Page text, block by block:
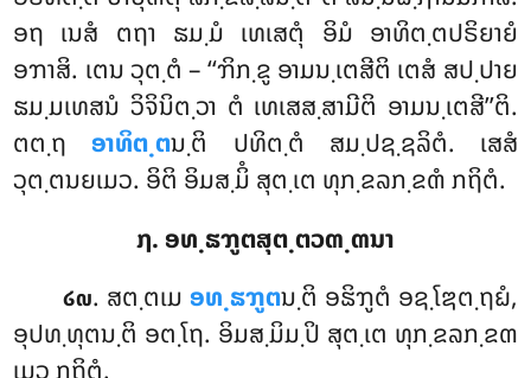
ອຖ ເນສໍ ຕຖາ ຘມ຺ມໍ ເທເສຕຸໍ ອິມໍ ອາທິຕ຺ຕປຣິຍາຍໍ
ອຠາສິ. ເຕນ ວຸຕ຺ຕໍ – ‘‘ຠິກ຺ຂູ ອາມນ຺ເຕສີຕິ ເຕສໍ ສປ຺ປາຍ
ຘມ຺ມເທສນໍ ວິຈິນິຕ຺ວາ ຕໍ ເທເສສ຺ສາມີຕິ ອາມນ຺ເຕສີ’’ຕິ.
ຕຕ຺ຖ ອາທິຕ຺ຕນ຺ຕິ ປທິຕ຺ຕໍ ສມ຺ປຊ຺ຊລິຕໍ. ເສສໍ
ວຸຕ຺ຕນຍເມວ. ອິຕິ ອິມສ຺ມິໍ ສຸຕ຺ເຕ ທຸກ຺ຂລກ຺ຂຓໍ ກຖິຕໍ.
໗. ອທ຺ຘຠູຕສຸຕ຺ຕວຓ຺ຓນາ
໒໙. ສຕ຺ຕເມ ອທ຺ຘຠູຕນ຺ຕິ ອຘິຠູຕໍ ອຊ຺ໂຌຕ຺ຖຏໍ,
ອຸປທ຺ທຸຕນ຺ຕິ ອຕ຺ໂຖ. ອິມສ຺ມິມ຺ປິ ສຸຕ຺ເຕ ທຸກ຺ຂລກ຺ຂຓ